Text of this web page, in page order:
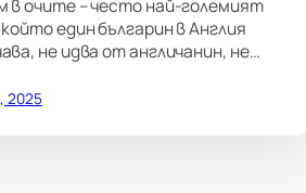
в очите – често най-големият
един българин в Англия
не идва от англичанин, не…
2025